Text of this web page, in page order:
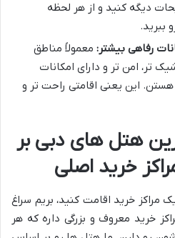
دیگه کنید و از هر لحظه
ببرید.
رفاهی بیشتر: معمولاً مناطق
تر، امن تر و دارای امکانات
این یعنی اقامتی راحت تر و
هتل های دبی بر
خرید اصلی
مراکز خرید اقامت کنید، بریم سراغ
خرید معروف و بزرگی داره که هر